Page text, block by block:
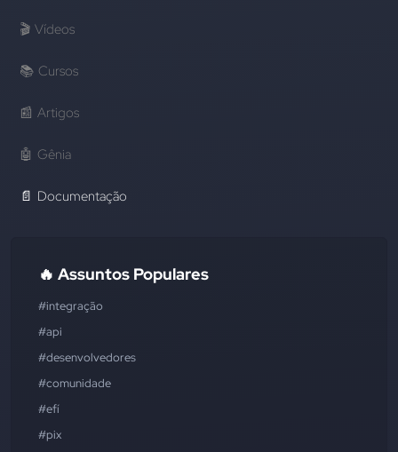
🎬 Vídeos
📚 Cursos
📰 Artigos
🤖 Gênia
📄 Documentação
🔥 Assuntos Populares
#integração
#api
#desenvolvedores
#comunidade
#efí
#pix